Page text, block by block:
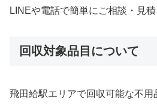
LINEや電話で簡単にご相談・見
回収対象品目について
飛田給駅エリアで回収可能な不用